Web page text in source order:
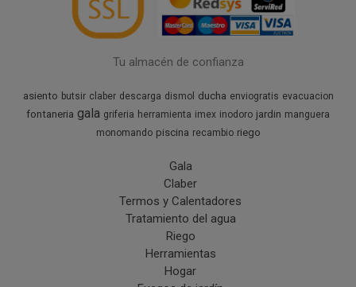
Tu almacén de confianza
asiento butsir claber descarga dismol ducha enviogratis evacuacion
fontaneria gala griferia herramienta imex inodoro jardin manguera
monomando piscina recambio riego
Gala
Claber
Termos y Calentadores
Tratamiento del agua
Riego
Herramientas
Hogar